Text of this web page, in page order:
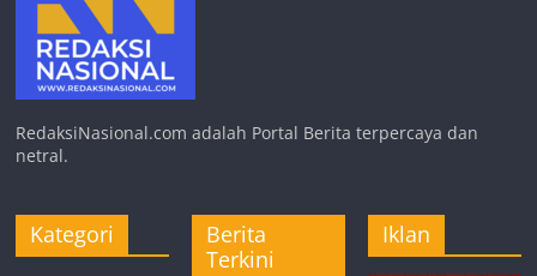
RedaksiNasional.com adalah Portal Berita terpercaya dan
netral.
Kategori
Berita
Terkini
Iklan